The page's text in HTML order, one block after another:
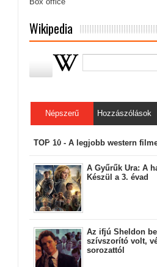
Wikipedia
Népszerű Hozzászólások
TOP 10 - A legjobb western
A Gyűrűk Ura: A
Készül a 3. évad
Az ifjú Sheldon
szívszorító volt,
sorozattól